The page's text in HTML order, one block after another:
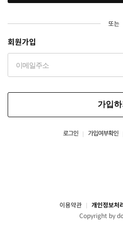
또는
회원가입
가입하
로그인 가입여부확인
이용약관 개인정보처
Copyright by